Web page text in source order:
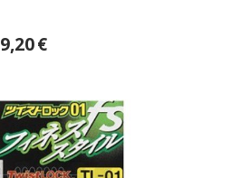
9,20€